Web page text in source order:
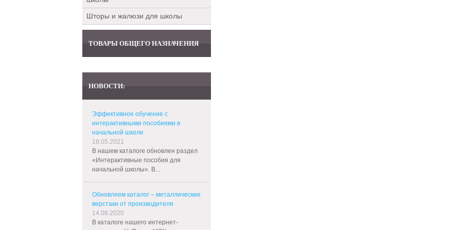
Шторы и жалюзи для школы
ТОВАРЫ ОБЩЕГО НАЗНАЧЕНИЯ
НОВОСТИ:
Эффективное обучение с
интерактивными пособиями в
начальной школе
18.05.2021
В нашем каталоге обновлен раздел
«Интерактивные пособия для
начальной школы». В...
Обновляем каталог – металлические
верстаки от производителя
14.08.2020
В каталоге нашего интернет-